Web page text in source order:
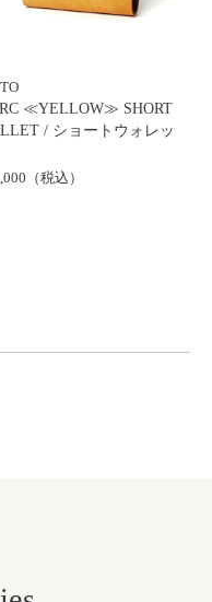
≪YELLOW≫ SHORT
/ ショートウォレッ
（税込）